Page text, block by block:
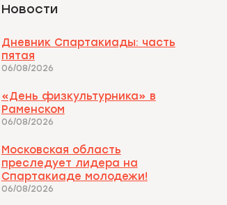
Новости
Дневник Спартакиады: часть
пятая
06/08/2026
«День физкультурника» в
Раменском
06/08/2026
Московская область
преследует лидера на
Спартакиаде молодежи!
06/08/2026